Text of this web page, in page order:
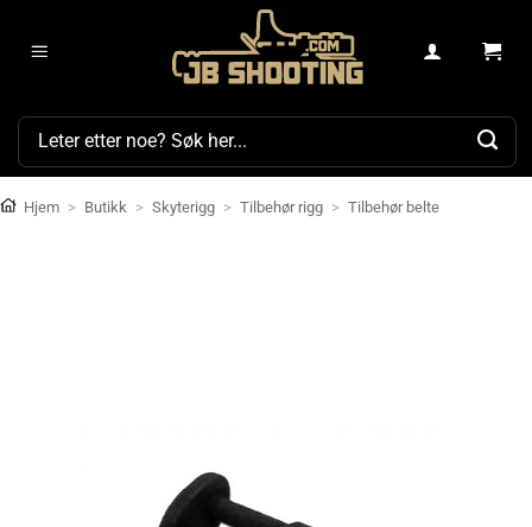
Søk
Hjem > Butikk > Skyterigg > Tilbehør rigg > Tilbehør belte